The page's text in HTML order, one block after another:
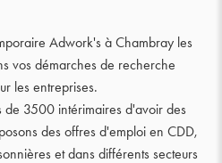
Adwork's à Chambray les
vos démarches de recherche
les entreprises.
de 3500 intérimaires d'avoir des
des offres d'emploi en CDD,
et dans différents secteurs